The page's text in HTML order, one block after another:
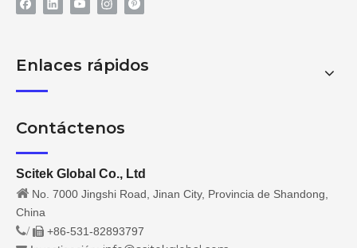
Enlaces rápidos
Contáctenos
Scitek Global Co., Ltd
 No. 7000 Jingshi Road, Jinan City, Provincia de Shandong,
China
/  +86-531-82893797